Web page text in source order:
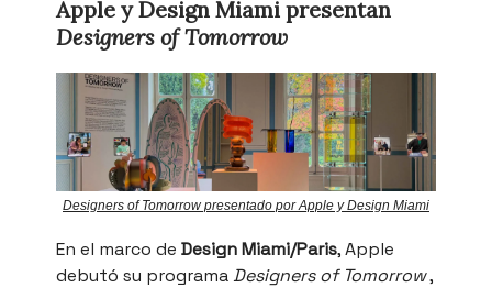
Apple y Design Miami presentan
Designers of Tomorrow
Designers of Tomorrow presentado por Apple y Design Miami
En el marco de Design Miami/Paris, Apple
debutó su programaDesigners of Tomorrow,